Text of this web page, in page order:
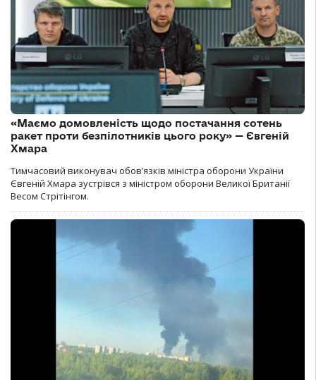
«Маємо домовленість щодо постачання сотень
ракет проти безпілотників цього року» — Євгеній
Хмара
Тимчасовий виконувач обов’язків міністра оборони України
Євгеній Хмара зустрівся з міністром оборони Великої Британії
Весом Стрітінгом.